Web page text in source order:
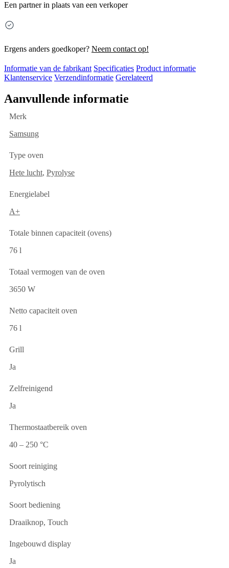
Een partner in plaats van een verkoper
Ergens anders goedkoper? Neem contact op!
Informatie van de fabrikant Specificaties Product informatie
Klantenservice Verzendinformatie Gerelateerd
Aanvullende informatie
Merk
Samsung
Type oven
Hete lucht, Pyrolyse
Energielabel
A+
Totale binnen capaciteit (ovens)
76 l
Totaal vermogen van de oven
3650 W
Netto capaciteit oven
76 l
Grill
Ja
Zelfreinigend
Ja
Thermostaatbereik oven
40 – 250 °C
Soort reiniging
Pyrolytisch
Soort bediening
Draaiknop, Touch
Ingebouwd display
Ja